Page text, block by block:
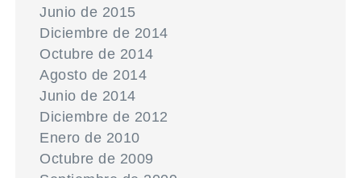
Junio de 2015
Diciembre de 2014
Octubre de 2014
Agosto de 2014
Junio de 2014
Diciembre de 2012
Enero de 2010
Octubre de 2009